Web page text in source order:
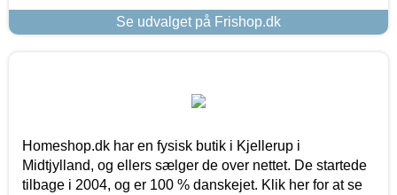
Se udvalget på Frishop.dk
Homeshop.dk har en fysisk butik i Kjellerup i
Midtjylland, og ellers sælger de over nettet. De startede
tilbage i 2004, og er 100 % danskejet. Klik her for at se